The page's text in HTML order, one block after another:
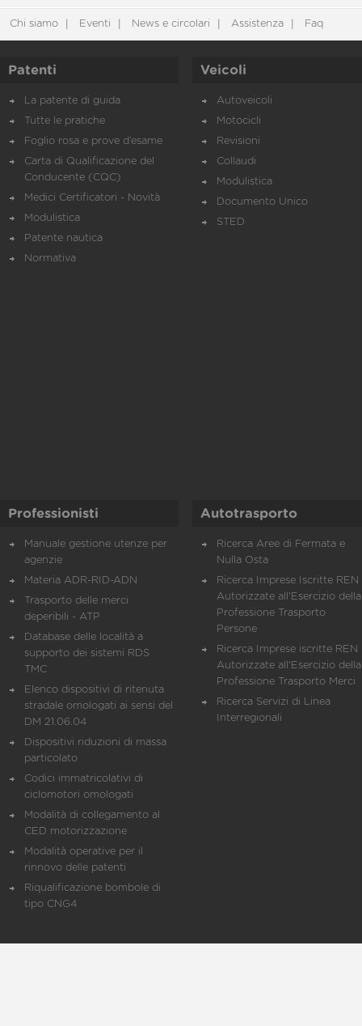
Chi siamo Eventi News e circolari Assistenza Faq
Patenti
La patente di guida
Tutte le pratiche
Foglio rosa e prove d’esame
Carta di Qualificazione del
Conducente (CQC)
Medici Certificatori - Novità
Modulistica
Patente nautica
Normativa
Veicoli
Autoveicoli
Motocicli
Revisioni
Collaudi
Modulistica
Documento Unico
STED
Professionisti
Manuale gestione utenze per
agenzie
Materia ADR-RID-ADN
Trasporto delle merci
deperibili - ATP
Database delle località a
supporto dei sistemi RDS
TMC
Elenco dispositivi di ritenuta
stradale omologati ai sensi del
DM 21.06.04
Dispositivi riduzioni di massa
particolato
Codici immatricolativi di
ciclomotori omologati
Modalità di collegamento al
CED motorizzazione
Modalità operative per il
rinnovo delle patenti
Riqualificazione bombole di
tipo CNG4
Autotrasporto
Ricerca Aree di Fermata e
Nulla Osta
Ricerca Imprese Iscritte REN
Autorizzate all'Esercizio della
Professione Trasporto
Persone
Ricerca Imprese iscritte REN
Autorizzate all'Esercizio della
Professione Trasporto Merci
Ricerca Servizi di Linea
Interregionali